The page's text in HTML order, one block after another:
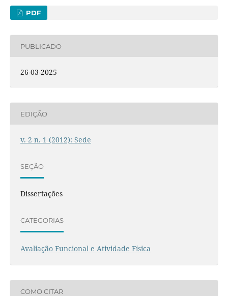
PDF
PUBLICADO
26-03-2025
EDIÇÃO
v. 2 n. 1 (2012): Sede
SEÇÃO
Dissertações
CATEGORIAS
Avaliação Funcional e Atividade Física
COMO CITAR